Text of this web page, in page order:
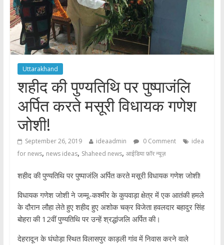
Uttarakhand
शहीद की पुण्यतिथि पर पुष्पाजंलि
अर्पित करते मसूरी विधायक गणेश
जोशी!
September 26, 2019 ideaadmin 0 Comment
idea
for news, news ideas, Shaheed news, आईडिया फ़ॉर न्यूज़
शहीद की पुण्यतिथि पर पुष्पाजंलि अर्पित करते मसूरी विधायक गणेश जोशी!
विधायक गणेश जोशी ने जम्मू-कश्मीर के कुपवाड़ा क्षेत्र में एक आतंकी हमले
के दौरान लौहा लेते हुए शहीद हुए अशोक चक्र विजेता हवलदार बहादुर सिंह
बोहरा की 12वीं पुण्यतिथि पर उन्हें श्रद्धांजलि अर्पित की।
देहरादून के घंघोड़ा स्थित विलासपुर काड़ली गांव में निवास करने वाले